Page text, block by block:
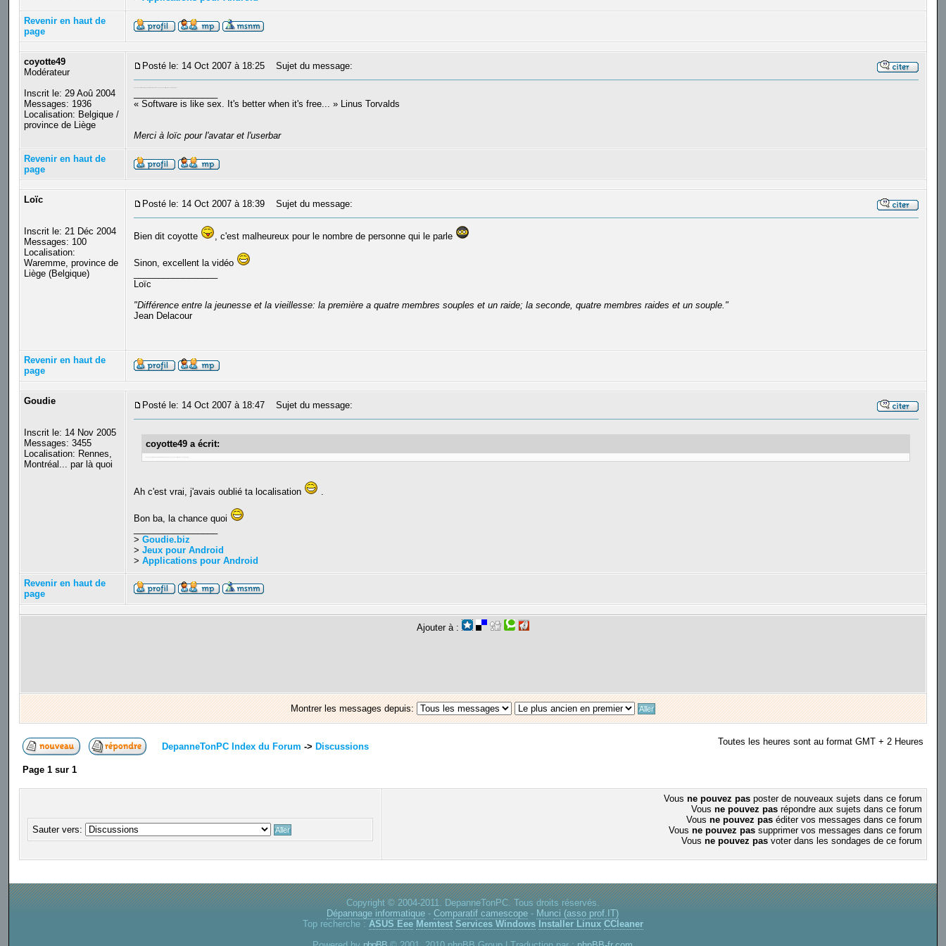
Revenir en haut de
page
coyotte49
Modérateur
Inscrit le: 29 Aoû 2004
Messages: 1936
Localisation: Belgique /
province de Liège
Posté le: 14 Oct 2007 à 18:25 Sujet du message:
« Software is like sex. It's better when it's free... » Linus Torvalds
Merci à loïc pour l'avatar et l'userbar
Revenir en haut de
page
Loïc
Inscrit le: 21 Déc 2004
Messages: 100
Localisation:
Waremme, province de
Liège (Belgique)
Posté le: 14 Oct 2007 à 18:39 Sujet du message:
Bien dit coyotte , c'est malheureux pour le nombre de personne qui le parle
Sinon, excellent la vidéo
Loïc
"Différence entre la jeunesse et la vieillesse: la première a quatre membres souples et un raide; la seconde, quatre membres raides et un souple."
Jean Delacour
Revenir en haut de
page
Goudie
Inscrit le: 14 Nov 2005
Messages: 3455
Localisation: Rennes,
Montréal... par là quoi
Posté le: 14 Oct 2007 à 18:47 Sujet du message:
coyotte49 a écrit:
Ah c'est vrai, j'avais oublié ta localisation
Bon ba, la chance quoi
> Goudie.biz
> Jeux pour Android
> Applications pour Android
Revenir en haut de
page
Ajouter à :
Montrer les messages depuis:
DepanneTonPC Index du Forum -> Discussions Toutes les heures sont au format GMT + 2 Heures
Page 1sur 1
Sauter vers:
Vous ne pouvez pasposter de nouveaux sujets dans ce forum
Vous ne pouvez pasrépondre aux sujets dans ce forum
Vous ne pouvez paséditer vos messages dans ce forum
Vous ne pouvez passupprimer vos messages dans ce forum
Vous ne pouvez pasvoter dans les sondages de ce forum
Copyright © 2004-2011. DepanneTonPC. Tous droits réservés.
Dépannage informatique -Comparatif camescope - Munci (asso prof.IT)
Top recherche : ASUS Eee Memtest Services Windows Installer Linux CCleaner